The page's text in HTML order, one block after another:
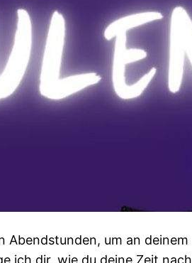
Abendstunden, um an deinem
ich dir, wie du deine Zeit nach